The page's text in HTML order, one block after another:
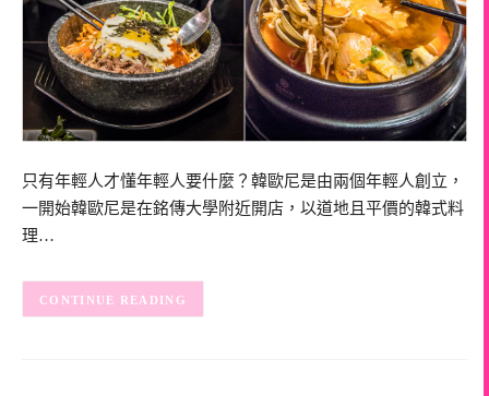
只有年輕人才懂年輕人要什麼？韓歐尼是由兩個年輕人創立，
一開始韓歐尼是在銘傳大學附近開店，以道地且平價的韓式料
理…
CONTINUE READING